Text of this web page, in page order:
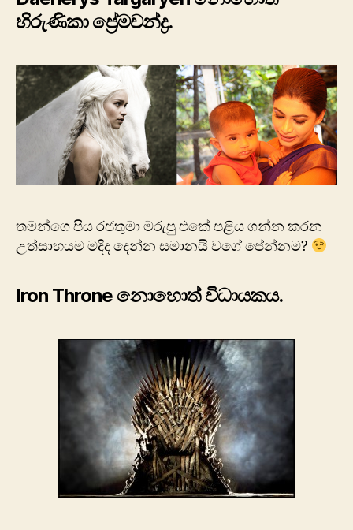
හිරුණිකා ප්‍රේමචන්ද්‍ර.
තමන්ගෙ පිය රජතුමා මරුපු එකේ පළිය ගන්න කරන
උත්සාහයම මදිද දෙන්න සමානයි වගේ පේන්නම?
Iron Throne නොහොත් විධායකය.